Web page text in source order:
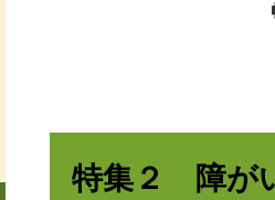
特集２ 障が